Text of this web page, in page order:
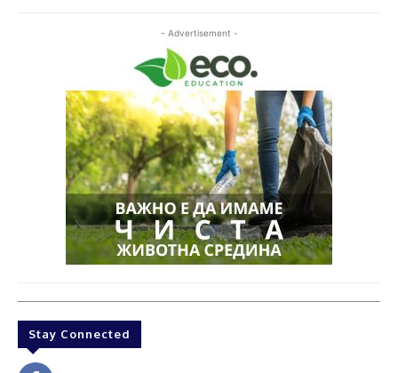
- Advertisement -
Stay Connected